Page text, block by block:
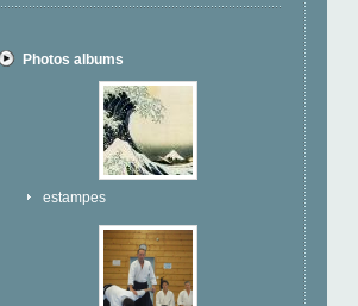
Photos albums
estampes